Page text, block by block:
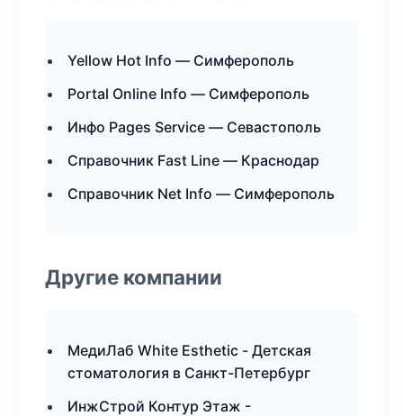
Yellow Hot Info — Симферополь
Portal Online Info — Симферополь
Инфо Pages Service — Севастополь
Справочник Fast Line — Краснодар
Справочник Net Info — Симферополь
Другие компании
МедиЛаб White Esthetic - Детская
стоматология в Санкт-Петербург
ИнжСтрой Контур Этаж -